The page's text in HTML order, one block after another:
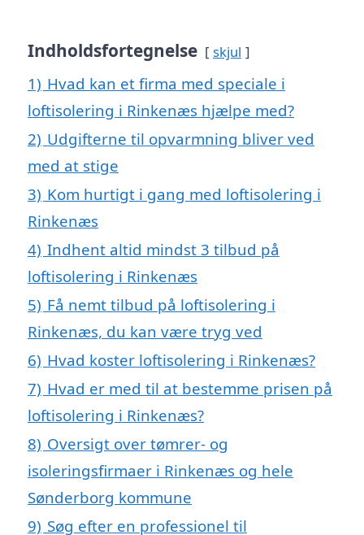
Indholdsfortegnelse skjul
1) Hvad kan et firma med speciale i
loftisolering i Rinkenæs hjælpe med?
2) Udgifterne til opvarmning bliver ved
med at stige
3) Kom hurtigt i gang med loftisolering i
Rinkenæs
4) Indhent altid mindst 3 tilbud på
loftisolering i Rinkenæs
5) Få nemt tilbud på loftisolering i
Rinkenæs, du kan være tryg ved
6) Hvad koster loftisolering i Rinkenæs?
7) Hvad er med til at bestemme prisen på
loftisolering i Rinkenæs?
8) Oversigt over tømrer- og
isoleringsfirmaer i Rinkenæs og hele
Sønderborg kommune
9) Søg efter en professionel til